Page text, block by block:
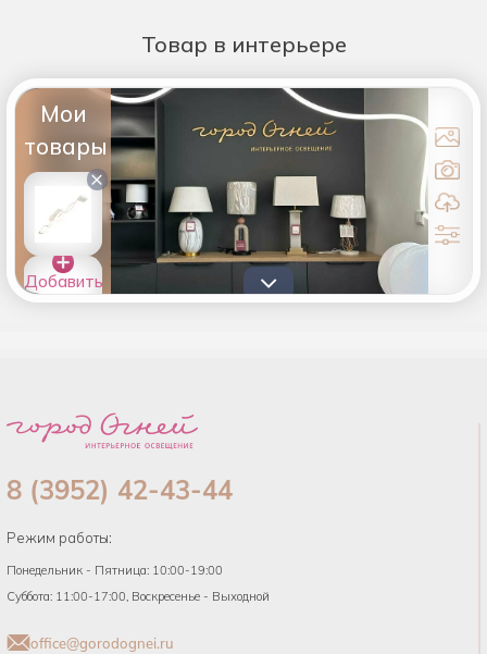
Товар в интерьере
Мои
товары
×
Добавить
товары в
8 (3952) 42-43-44
Режим работы:
Понедельник - Пятница: 10:00-19:00
Суббота: 11:00-17:00, Воскресенье - Выходной
office@gorodognei.ru